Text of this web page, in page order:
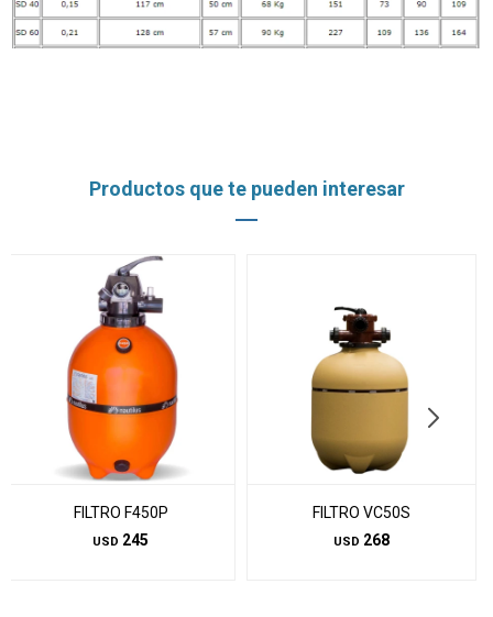
Productos que te pueden interesar
FILTRO F450P
USD 245
FILTRO VC50S
USD 268